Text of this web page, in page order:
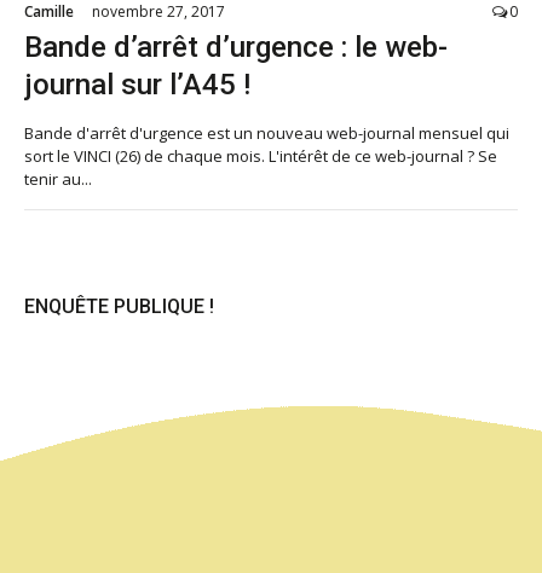
Camille novembre 27, 2017 0
Bande d’arrêt d’urgence : le web-
journal sur l’A45 !
Bande d'arrêt d'urgence est un nouveau web-journal mensuel qui
sort le VINCI (26) de chaque mois. L'intérêt de ce web-journal ? Se
tenir au...
ENQUÊTE PUBLIQUE !